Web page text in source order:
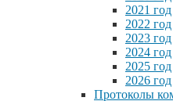
2021 год
2022 год
2023 год
2024 год
2025 год
2026 год
Протоколы